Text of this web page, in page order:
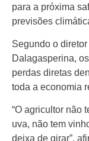
para a próxima
previsões
Segundo o
Dalagasperina,
perdas diretas
toda a economia
“O agricultor não
uva, não tem
deixa de girar”,